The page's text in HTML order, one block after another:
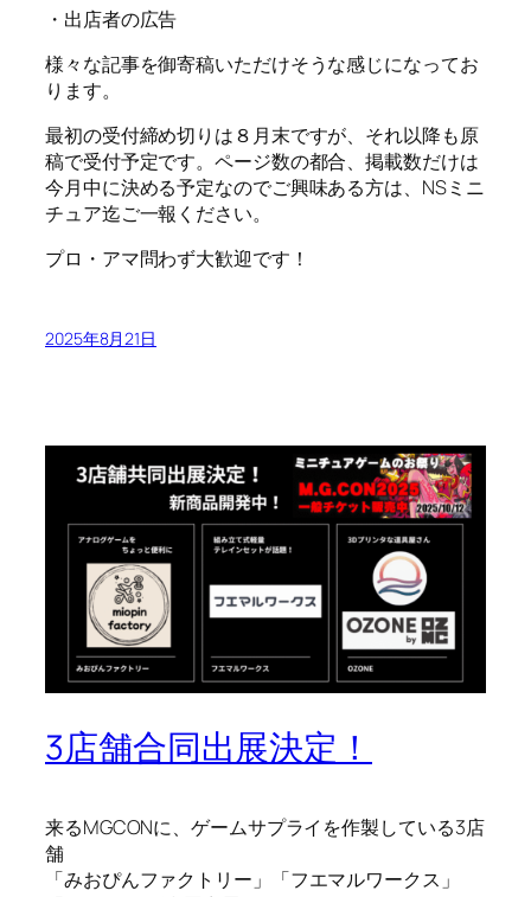
・出店者の広告
様々な記事を御寄稿いただけそうな感じになってお
ります。
最初の受付締め切りは８月末ですが、それ以降も原
稿で受付予定です。ページ数の都合、掲載数だけは
今月中に決める予定なのでご興味ある方は、NSミニ
チュア迄ご一報ください。
プロ・アマ問わず大歓迎です！
2025年8月21日
3店舗合同出展決定！
来るMGCONに、ゲームサプライを作製している3店
舗
「みおぴんファクトリー」「フエマルワークス」